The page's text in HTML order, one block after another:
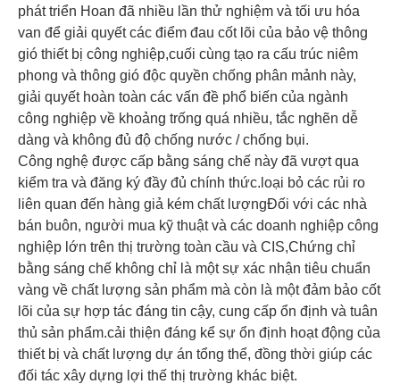
phát triển Hoan đã nhiều lần thử nghiệm và tối ưu hóa
van để giải quyết các điểm đau cốt lõi của bảo vệ thông
gió thiết bị công nghiệp,cuối cùng tạo ra cấu trúc niêm
phong và thông gió độc quyền chống phân mảnh này,
giải quyết hoàn toàn các vấn đề phổ biến của ngành
công nghiệp về khoảng trống quá nhiều, tắc nghẽn dễ
dàng và không đủ độ chống nước / chống bụi.
Công nghệ được cấp bằng sáng chế này đã vượt qua
kiểm tra và đăng ký đầy đủ chính thức.loại bỏ các rủi ro
liên quan đến hàng giả kém chất lượngĐối với các nhà
bán buôn, người mua kỹ thuật và các doanh nghiệp công
nghiệp lớn trên thị trường toàn cầu và CIS,Chứng chỉ
bằng sáng chế không chỉ là một sự xác nhận tiêu chuẩn
vàng về chất lượng sản phẩm mà còn là một đảm bảo cốt
lõi của sự hợp tác đáng tin cậy, cung cấp ổn định và tuân
thủ sản phẩm.cải thiện đáng kể sự ổn định hoạt động của
thiết bị và chất lượng dự án tổng thể, đồng thời giúp các
đối tác xây dựng lợi thế thị trường khác biệt.